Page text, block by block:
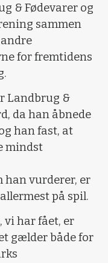
& Fødevarer og
sammen
for fremtidens
Landbrug &
da han åbnede
han fast, at
mindst
vurderer, er
på spil.
vi har fået, er
gælder både for